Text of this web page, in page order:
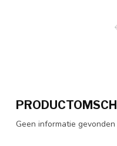
Geen informatie gevonden